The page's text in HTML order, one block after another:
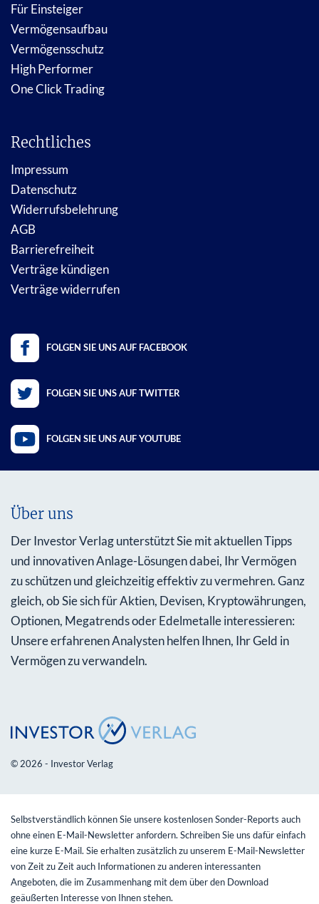
Für Einsteiger
Vermögensaufbau
Vermögensschutz
High Performer
One Click Trading
Rechtliches
Impressum
Datenschutz
Widerrufsbelehrung
AGB
Barrierefreiheit
Verträge kündigen
Verträge widerrufen
FOLGEN SIE UNS AUF FACEBOOK
FOLGEN SIE UNS AUF TWITTER
FOLGEN SIE UNS AUF YOUTUBE
Über uns
Der Investor Verlag unterstützt Sie mit aktuellen Tipps
und innovativen Anlage-Lösungen dabei, Ihr Vermögen
zu schützen und gleichzeitig effektiv zu vermehren. Ganz
gleich, ob Sie sich für Aktien, Devisen, Kryptowährungen,
Optionen, Megatrends oder Edelmetalle interessieren:
Unsere erfahrenen Analysten helfen Ihnen, Ihr Geld in
Vermögen zu verwandeln.
© 2026 - Investor Verlag
Selbstverständlich können Sie unsere kostenlosen Sonder-Reports auch
ohne einen E-Mail-Newsletter anfordern. Schreiben Sie uns dafür einfach
eine kurze E-Mail. Sie erhalten zusätzlich zu unserem E-Mail-Newsletter
von Zeit zu Zeit auch Informationen zu anderen interessanten
Angeboten, die im Zusammenhang mit dem über den Download
geäußerten Interesse von Ihnen stehen.